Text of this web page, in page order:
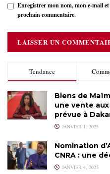
Enregistrer mon nom, mon e-mail
prochain commentaire.
Tendance
Biens de
une vente
prévue à
JANVIER 1, 2025
Nomination
CNRA : une
JANVIER 4, 2025